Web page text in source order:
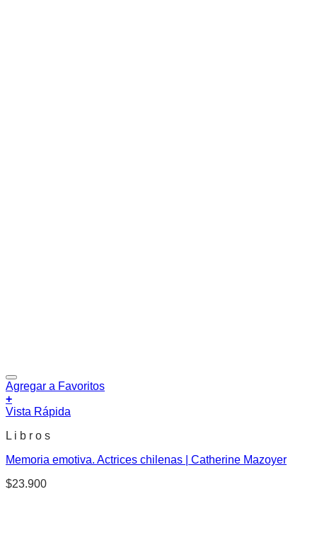
Agregar a Favoritos
+
Vista Rápida
L i b r o s
Memoria emotiva. Actrices chilenas | Catherine Mazoyer
$23.900